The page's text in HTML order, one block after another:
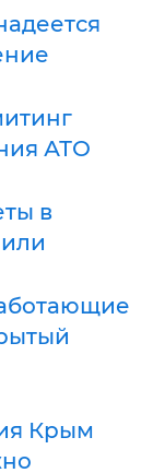
АТО
в
Крым